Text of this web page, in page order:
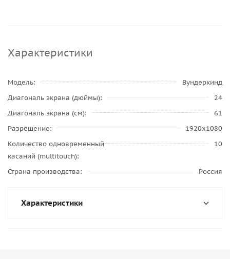
Характеристики
Модель
Вундеркинд
Диагональ экрана (дюймы)
24
Диагональ экрана (см)
61
Разрешение
1920x1080
Количество одновременный
касаний (multitouch)
10
Страна производства Россия
Характеристики